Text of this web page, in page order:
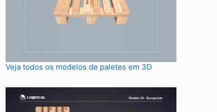
Veja todos os modelos de paletes em 3D